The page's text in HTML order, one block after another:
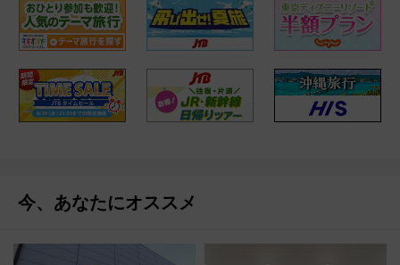
今、あなたにオススメ